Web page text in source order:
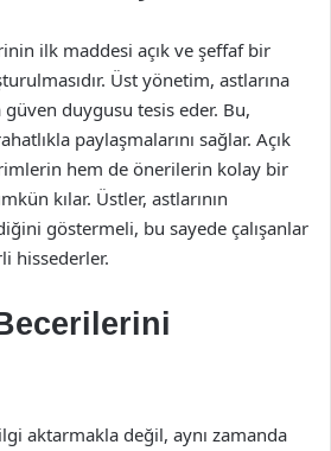
ilk maddesi açık ve şeffaf bir
Üst yönetim, astlarına
duygusu tesis eder. Bu,
paylaşmalarını sağlar. Açık
hem de önerilerin kolay bir
kılar. Üstler, astlarının
göstermeli, bu sayede çalışanlar
hissederler.
aktarmakla değil, aynı zamanda